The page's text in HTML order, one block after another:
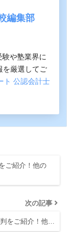
編集部
や塾業界に
を厳選してご
ト 公認会計士
ご紹介！他の
次の記事
をご紹介！他…